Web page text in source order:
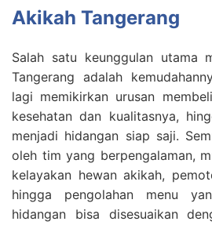
Akikah Tangerang
Salah satu keunggulan utama
Tangerang adalah
lagi memikirkan urusan
kesehatan dan kualitasnya,
menjadi hidangan siap saji.
oleh tim yang berpengalaman,
kelayakan hewan akikah,
hingga pengolahan menu
hidangan bisa disesuaikan